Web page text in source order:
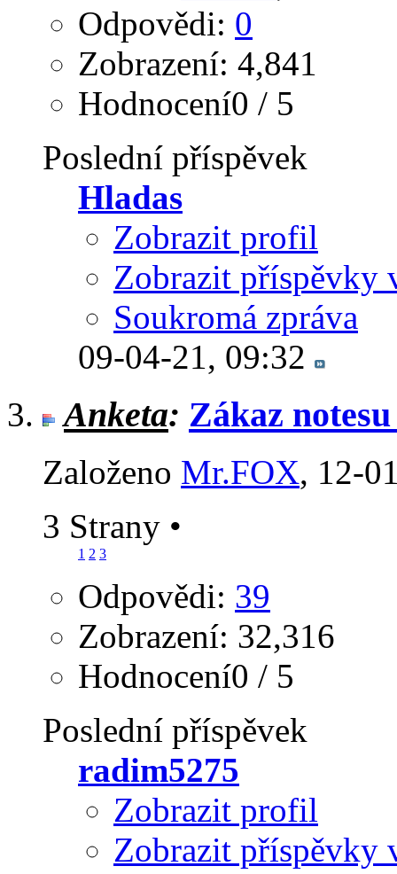
Odpovědi: 0
Zobrazení: 4,841
Hodnocení0 / 5
Poslední příspěvek
Hladas
Zobrazit profil
Zobrazit příspěvky
Soukromá zpráva
09-04-21, 09:32
Anketa: Zákaz
Založeno Mr.FOX‎, 12-
3 Strany •
1 2 3
Odpovědi: 39
Zobrazení: 32,316
Hodnocení0 / 5
Poslední příspěvek
radim5275
Zobrazit profil
Zobrazit příspěvky